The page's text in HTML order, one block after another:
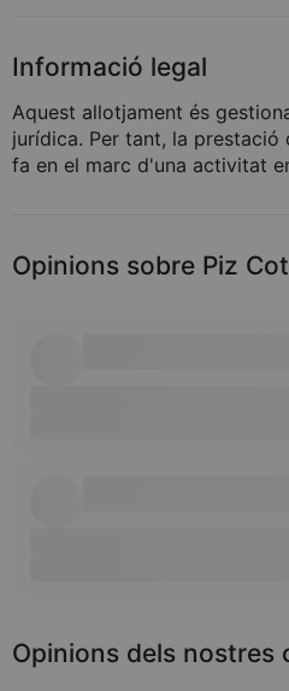
Informació legal
Aquest allotjament és
jurídica. Per tant, la
fa en el marc d'una activitat
Opinions sobre Piz
Opinions dels nostres